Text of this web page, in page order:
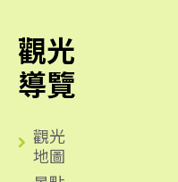
觀光
導覽
觀光
地圖